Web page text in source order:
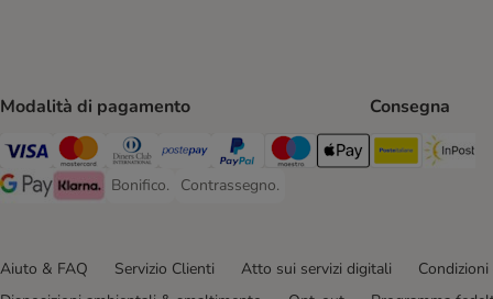
Modalità di pagamento
Visa. Payment Method
Mastercard. Payment Method
Diners Club. Payment Method
Postepay. Payment Method
PayPal. Payment Method
Maestro. Payment Method
Apple pay. Payment
Google Pay Payment Method
Klarna Payment Method
Bonifico.
Bonifico. Payment Method
Contrassegno.
Contrassegno. Payment Method
Consegna
Poste
Aiuto & FAQ Servizio Clienti Atto sui servizi digitali